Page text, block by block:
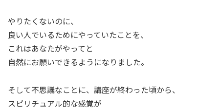
やりたくないのに、
良い人でいるためにやっていたことを、
これはあなたがやってと
自然にお願いできるようになりました。
そして不思議なことに、講座が終わった頃から、
スピリチュアル的な感覚が